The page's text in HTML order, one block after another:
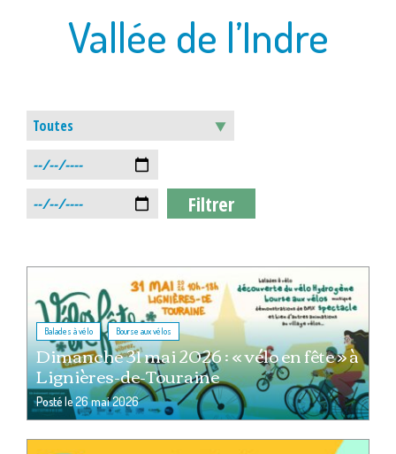
Vallée de l’Indre
Balades à vélo , Bourse aux vélos
Dimanche 31 mai 2026 : « vélo en fête » à
Lignières-de-Touraine
Posté le26 mai 2026